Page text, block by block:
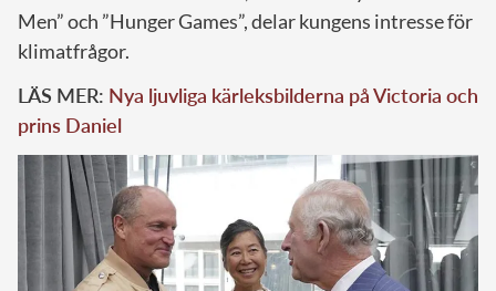
Men” och ”Hunger Games”, delar kungens intresse för
klimatfrågor.
LÄS MER: Nya ljuvliga kärleksbilderna på Victoria och
prins Daniel